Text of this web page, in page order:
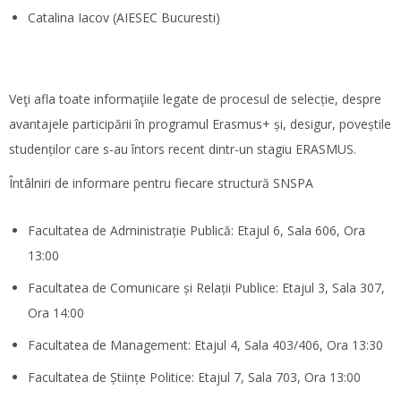
Catalina Iacov (AIESEC Bucuresti)
Veţi afla toate informaţiile legate de procesul de selecție, despre
avantajele participării în programul Erasmus+ și, desigur, poveștile
studenților care s-au întors recent dintr-un stagiu ERASMUS.
Întâlniri de informare pentru fiecare structură SNSPA
Facultatea de Administrație Publică: Etajul 6, Sala 606, Ora
13:00
Facultatea de Comunicare și Relații Publice: Etajul 3, Sala 307,
Ora 14:00
Facultatea de Management: Etajul 4, Sala 403/406, Ora 13:30
Facultatea de Științe Politice: Etajul 7, Sala 703, Ora 13:00